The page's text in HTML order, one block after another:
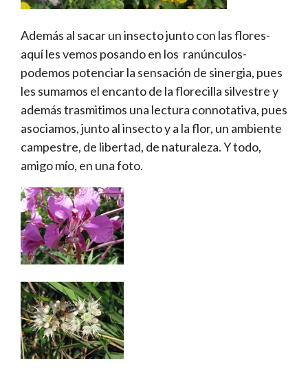
Además al sacar un insecto junto con las flores-
aquí les vemos posando en los ranúnculos-
podemos potenciar la sensación de sinergia, pues
les sumamos el encanto de la florecilla silvestre y
además trasmitimos una lectura connotativa, pues
asociamos, junto al insecto y a la flor, un ambiente
campestre, de libertad, de naturaleza. Y todo,
amigo mío, en una foto.